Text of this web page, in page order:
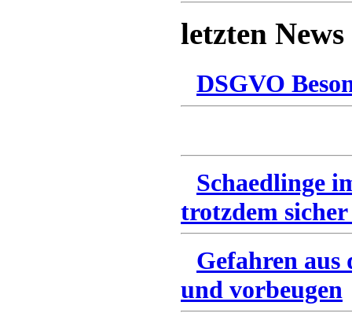
letzten News
DSGVO
Schaedlinge
trotzdem
Gefahren
und vorbeugen